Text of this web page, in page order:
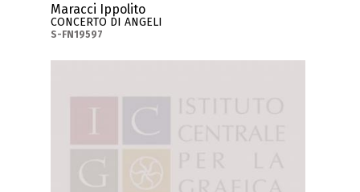
Maracci Ippolito
CONCERTO DI ANGELI
S-FN19597